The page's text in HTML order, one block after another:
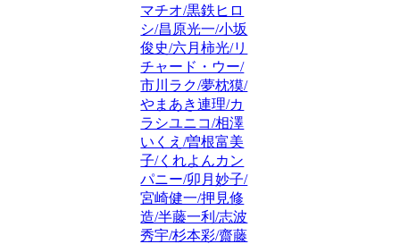
マチオ/黒鉄ヒロ
シ/昌原光一/小坂
俊史/六月柿光/リ
チャード・ウー/
市川ラク/夢枕獏/
やまあき連理/カ
ラシユニコ/相澤
いくえ/曽根富美
子/くれよんカン
パニー/卯月妙子/
宮崎健一/押見修
造/半藤一利/志波
秀宇/杉本彩/齋藤